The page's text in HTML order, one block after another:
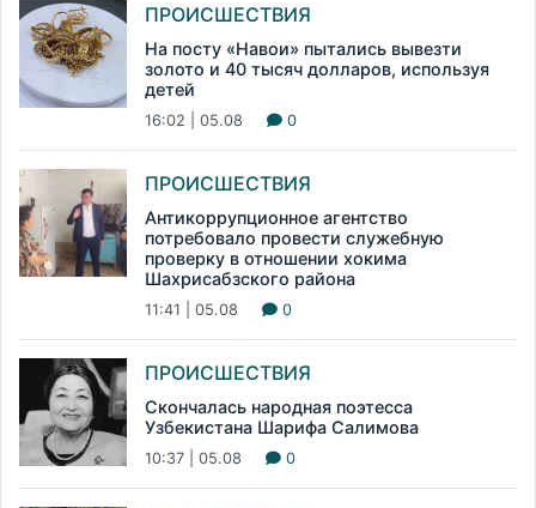
ПРОИСШЕСТВИЯ
На посту «Навои» пытались вывезти
золото и 40 тысяч долларов, используя
детей
16:02 | 05.08 0
ПРОИСШЕСТВИЯ
Антикоррупционное агентство
потребовало провести служебную
проверку в отношении хокима
Шахрисабзского района
11:41 | 05.08 0
ПРОИСШЕСТВИЯ
Скончалась народная поэтесса
Узбекистана Шарифа Салимова
10:37 | 05.08 0